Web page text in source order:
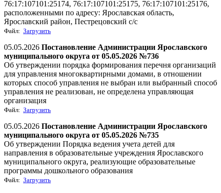
76:17:107101:25174, 76:17:107101:25175, 76:17:107101:25176,
расположенными по адресу: Ярославская область,
Ярославский район, Пестрецовский с/c
Файл: Загрузить
05.05.2026 Постановление Администрации Ярославского
муниципального округа от 05.05.2026 №736
Об утверждении порядка формирования перечня организаций
для управления многоквартирными домами, в отношении
которых способ управления не выбран или выбранный способ
управления не реализован, не определена управляющая
организация
Файл: Загрузить
05.05.2026 Постановление Администрации Ярославского
муниципального округа от 05.05.2026 №735
Об утверждении Порядка ведения учета детей для
направления в образовательные учреждения Ярославского
муниципального округа, реализующие образовательные
программы дошкольного образования
Файл: Загрузить